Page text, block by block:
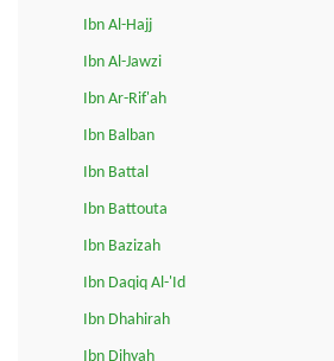
Ibn Al-Hajj
Ibn Al-Jawzi
Ibn Ar-Rif'ah
Ibn Balban
Ibn Battal
Ibn Battouta
Ibn Bazizah
Ibn Daqiq Al-'Id
Ibn Dhahirah
Ibn Dihyah